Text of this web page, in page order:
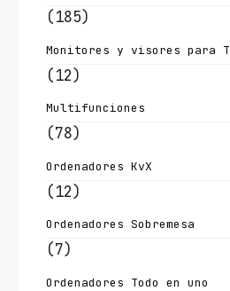
(185)
Monitores y visores para
(12)
Multifunciones
(78)
Ordenadores KvX
(12)
Ordenadores Sobremesa
(7)
Ordenadores Todo en uno